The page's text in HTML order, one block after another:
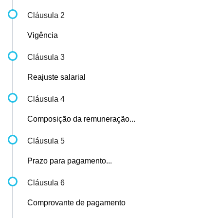
Cláusula 2
Vigência
Cláusula 3
Reajuste salarial
Cláusula 4
Composição da remuneração...
Cláusula 5
Prazo para pagamento...
Cláusula 6
Comprovante de pagamento